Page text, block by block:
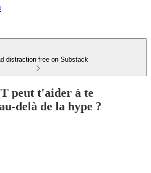
distraction-free on Substack
peut t'aider à te
delà de la hype ?